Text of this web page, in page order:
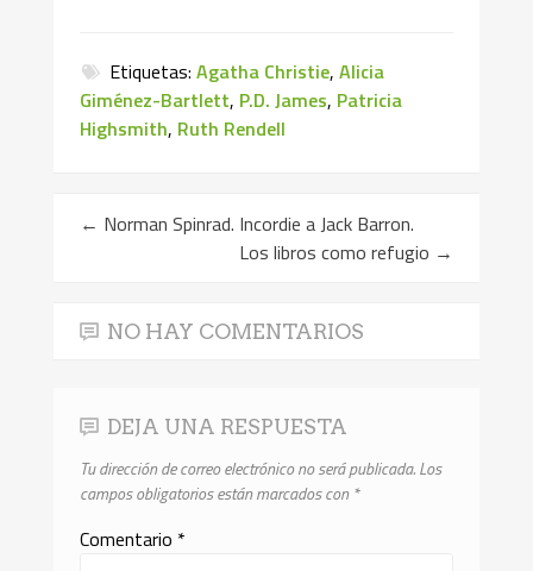
Etiquetas:Agatha Christie,Alicia
Giménez-Bartlett, P.D. James, Patricia
Highsmith, Ruth Rendell
← Norman Spinrad. Incordie a Jack Barron.
Los libros como refugio →
NO HAY COMENTARIOS
DEJA UNA RESPUESTA
Tu dirección de correo electrónico no será publicada.Los
campos obligatorios están marcados con *
Comentario *